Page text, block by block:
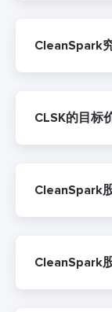
CleanSpark
CLSK的目标
CleanSpark
CleanSpark